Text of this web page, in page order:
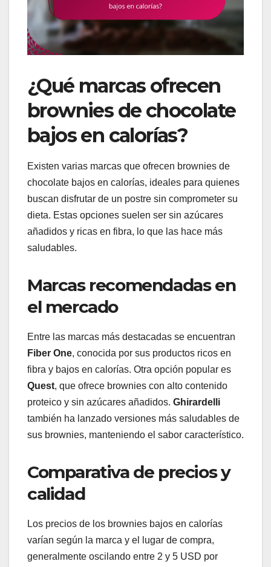
¿Qué marcas ofrecen
brownies de chocolate
bajos en calorías?
Existen varias marcas que ofrecen brownies de
chocolate bajos en calorías, ideales para quienes
buscan disfrutar de un postre sin comprometer su
dieta. Estas opciones suelen ser sin azúcares
añadidos y ricas en fibra, lo que las hace más
saludables.
Marcas recomendadas en
el mercado
Entre las marcas más destacadas se encuentran
Fiber One, conocida por sus productos ricos en
fibra y bajos en calorías. Otra opción popular es
Quest, que ofrece brownies con alto contenido
proteico y sin azúcares añadidos. Ghirardelli
también ha lanzado versiones más saludables de
sus brownies, manteniendo el sabor característico.
Comparativa de precios y
calidad
Los precios de los brownies bajos en calorías
varían según la marca y el lugar de compra,
generalmente oscilando entre 2 y 5 USD por